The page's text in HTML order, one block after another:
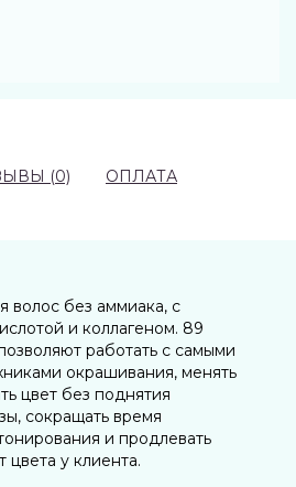
(0) ОПЛАТА
волос без аммиака, с
и коллагеном. 89
работать с самыми
окрашивания, менять
цвет без поднятия
сокращать время
и продлевать
цвета у клиента.